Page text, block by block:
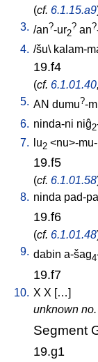
(cf. 6.1.15.a9
3. /an?-ur2
? an?
4. /šu\ kalam-
19.f4
(cf. 6.1.01.40,
5. AN dumu?-
6. ninda-ni niĝ2
7.
lu2 <nu>-
19.f5
(cf. 6.1.01.58
8. ninda pad-pa
19.f6
(cf. 6.1.01.48
9. dabin a-šag4
19.f7
10. X X […]
unknown
Segment
19.g1